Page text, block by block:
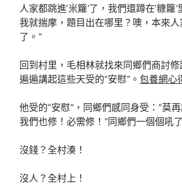
人家都跳進‘米籮’了，我們還蹲在‘糠籮
我就揣摩，題目出在哪里？噢，本來
了。”
回到村里，毛相林就找來同鄉們商討
遍遍講起這些天受的“安慰”。包養網心
他受的“安慰”，同鄉們感同身受：“莫
我們也修！必需修！”同鄉們一個個吼
沒錢？全村湊！
沒人？全村上！